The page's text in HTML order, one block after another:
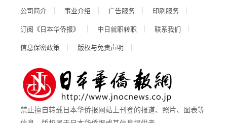
公司简介 事业介绍 广告服务
印刷服务
订阅《日本华侨报》
中日就职转职
联系我们
信息保密政策
版权与免责声明
禁止擅自转载日本华侨报网站上刊登的报道、照片、图表等